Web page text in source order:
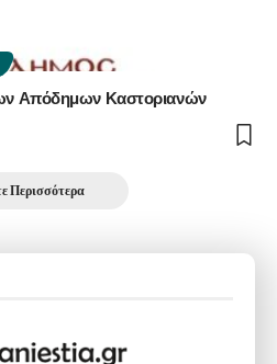
Απόδημων Καστοριανών
Περισσότερα